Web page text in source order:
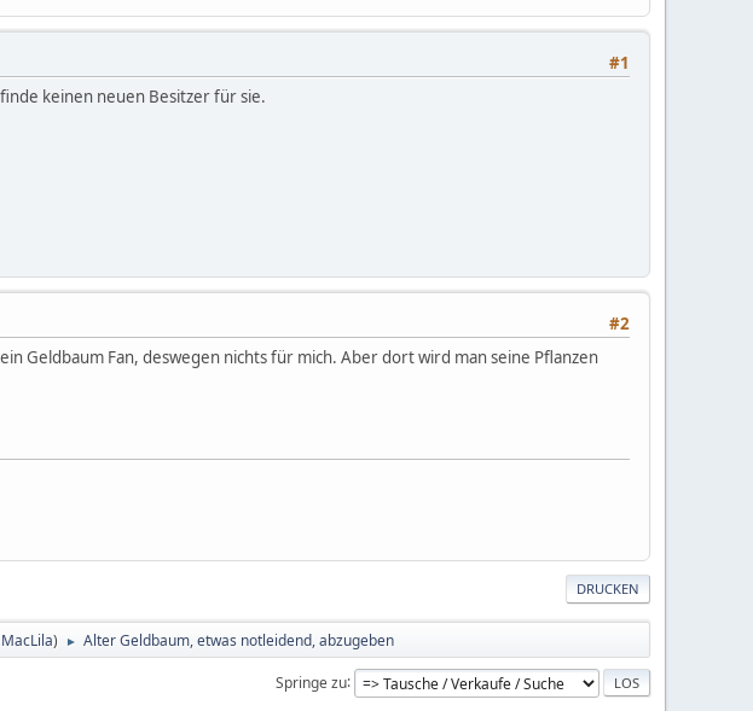
#1
keinen neuen Besitzer für sie.
#2
Geldbaum Fan, deswegen nichts für mich. Aber dort wird man seine Pflanzen
DRUCKEN
) ► Alter Geldbaum, etwas notleidend, abzugeben
Springe zu